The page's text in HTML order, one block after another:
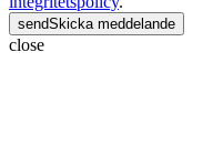
sendSkicka meddelande
close